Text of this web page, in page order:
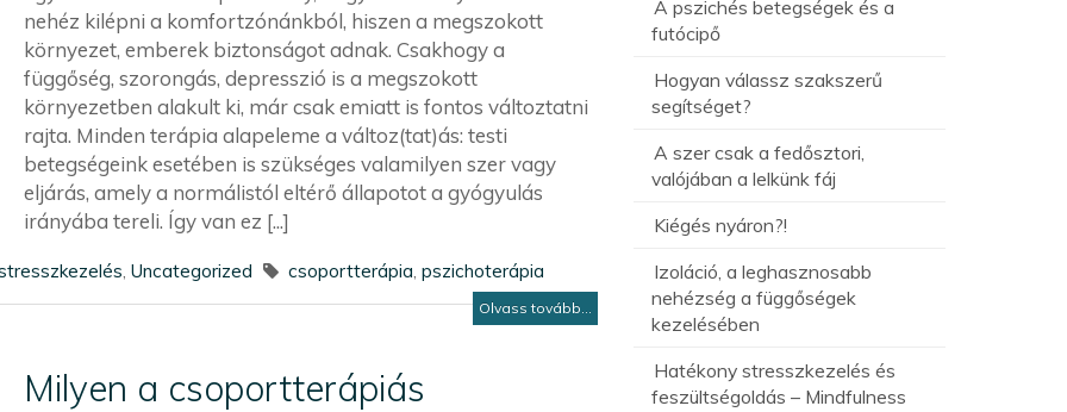
nehéz kilépni a komfortzónánkból, hiszen a megszokott
környezet, emberek biztonságot adnak. Csakhogy a
függőség, szorongás, depresszió is a megszokott
környezetben alakult ki, már csak emiatt is fontos változtatni
rajta. Minden terápia alapeleme a változ(tat)ás: testi
betegségeink esetében is szükséges valamilyen szer vagy
eljárás, amely a normálistól eltérő állapotot a gyógyulás
irányába tereli. Így van ez [...]
, Uncategorized csoportterápia, pszichoterápia
Olvass tovább...
Milyen a csoportterápiás
A pszichés betegségek és a
futócipő
Hogyan válassz szakszerű
segítséget?
A szer csak a fedősztori,
valójában a lelkünk fáj
Kiégés nyáron?!
Izoláció, a leghasznosabb
nehézség a függőségek
kezelésében
Hatékony stresszkezelés és
feszültségoldás – Mindfulness